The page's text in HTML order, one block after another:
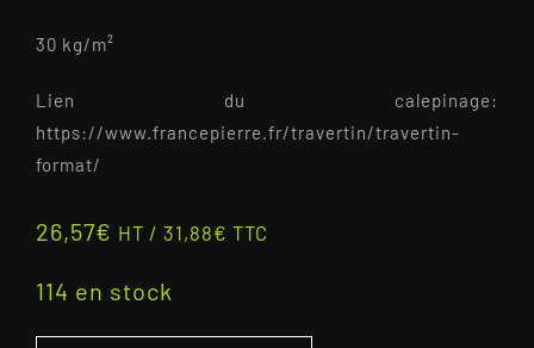
30 kg/m²
Lien du calepinage:
https://www.francepierre.fr/travertin/travertin-
format/
26,57€ HT / 31,88€ TTC
114 en stock